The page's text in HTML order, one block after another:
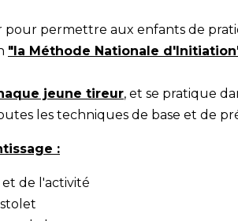
permettre aux enfants de
"la Méthode Nationale
jeune tireur, et se pratique
les techniques de base et de
:
de l'activité